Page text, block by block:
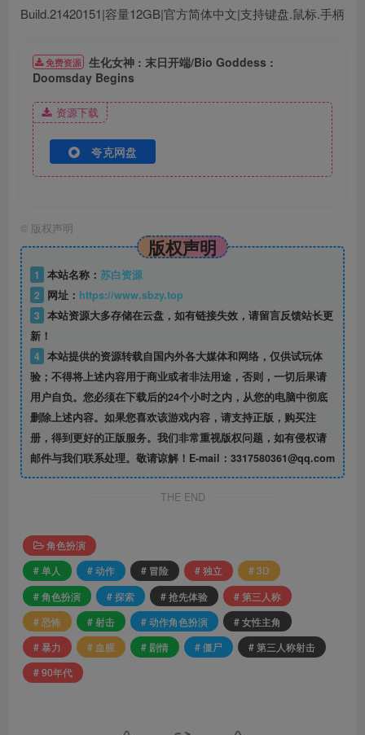
Build.21420151|容量12GB|官方简体中文|支持键盘.鼠标.手柄
免费资源 生化女神 : 末日开端/Bio Goddess :
Doomsday Begins
资源下载
夸克网盘
© 版权声明
版权声明
1 本站名称： 苏白资源
2
网址： https://www.sbzy.top
3 本站资源大多存储在云盘，如有链接失效，请留言反馈站长更
新！
4 本站提供的资源转载自国内外各大媒体和网络，仅供试玩体
验；不得将上述内容用于商业或者非法用途，否则，一切后果请
用户自负。您必须在下载后的24个小时之内，从您的电脑中彻底
删除上述内容。如果您喜欢该游戏内容，请支持正版，购买注
册，得到更好的正版服务。我们非常重视版权问题，如有侵权请
邮件与我们联系处理。敬请谅解！E-mail：3317580361@qq.com
THE END
角色扮演
# 单人
# 动作 # 冒险 # 独立
# 3D
# 角色扮演
# 探索 # 抢先体验
# 第三人称
# 恐怖
# 射击 # 动作角色扮演
# 女性主角
# 暴力
# 血腥 # 剧情 # 僵尸
# 第三人称射击
# 90年代